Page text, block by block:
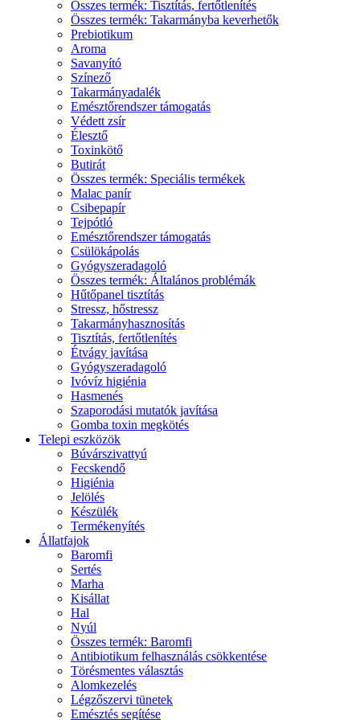
Összes termék: Tisztítás, fertőtlenítés
Összes termék: Takarmányba keverhetők
Prebiotikum
Aroma
Savanyító
Színező
Takarmányadalék
Emésztőrendszer támogatás
Védett zsír
Élesztő
Toxinkötő
Butirát
Összes termék: Speciális termékek
Malac panír
Csibepapír
Tejpótló
Emésztőrendszer támogatás
Csülökápolás
Gyógyszeradagoló
Összes termék: Általános problémák
Hűtőpanel tisztítás
Stressz, hőstressz
Takarmányhasznosítás
Tisztítás, fertőtlenítés
Étvágy javítása
Gyógyszeradagoló
Ivóvíz higiénia
Hasmenés
Szaporodási mutatók javítása
Gomba toxin megkötés
Telepi eszközök
Búvárszivattyú
Fecskendő
Higiénia
Jelölés
Készülék
Termékenyítés
Állatfajok
Baromfi
Sertés
Marha
Kisállat
Hal
Nyúl
Összes termék: Baromfi
Antibiotikum felhasználás csökkentése
Törésmentes választás
Alomkezelés
Légzőszervi tünetek
Emésztés segítése